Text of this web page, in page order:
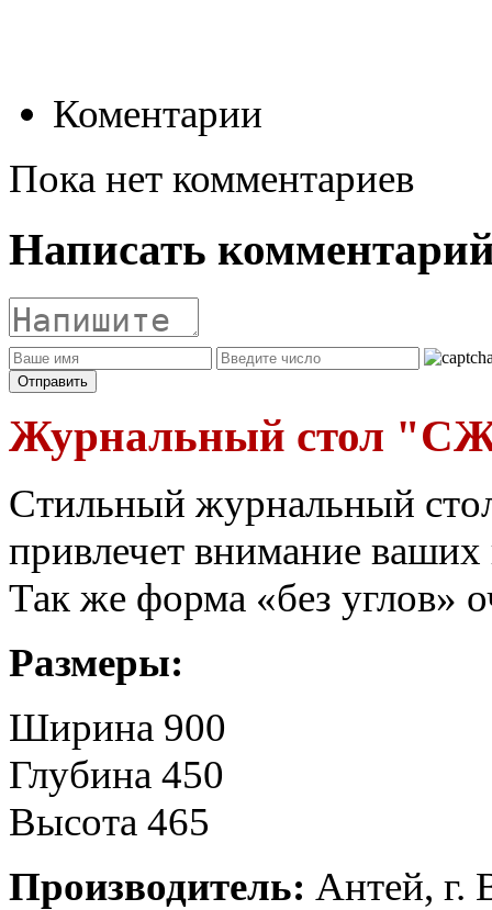
Коментарии
Пока нет комментариев
Написать
Журнальный стол
Стильный журнальный
привлечет внимание ваших
Так же форма «без углов»
Размеры:
Ширина 900
Глубина 450
Высота 465
Производитель: Антей, г.